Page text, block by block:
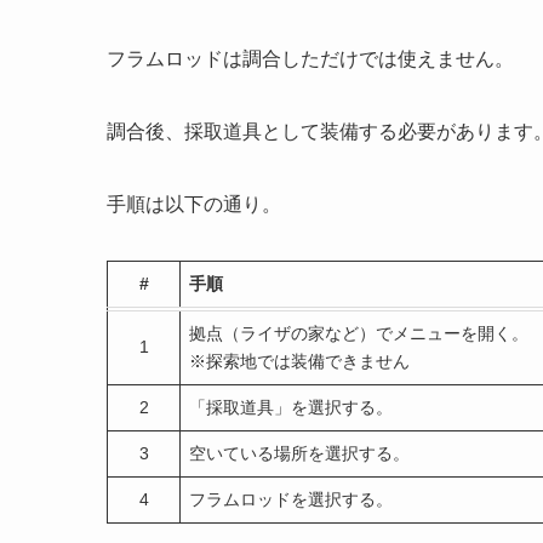
フラムロッドは調合しただけでは使えません。
調合後、採取道具として装備する必要があります
手順は以下の通り。
# 手順
1
拠点（ライザの家など）でメニューを開く。
※探索地では装備できません
2 「採取道具」を選択する。
3 空いている場所を選択する。
4 フラムロッドを選択する。